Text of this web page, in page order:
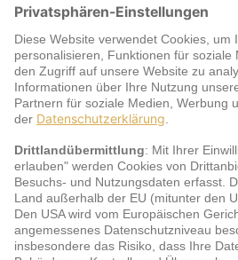
Warum jö?
Service
jö Bonus Club Partner